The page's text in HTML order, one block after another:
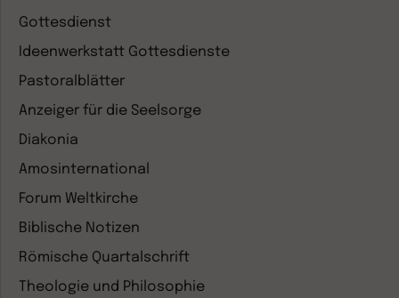
Gottesdienst
Ideenwerkstatt Gottesdienste
Pastoralblätter
Anzeiger für die Seelsorge
Diakonia
Amosinternational
Forum Weltkirche
Biblische Notizen
Römische Quartalschrift
Theologie und Philosophie